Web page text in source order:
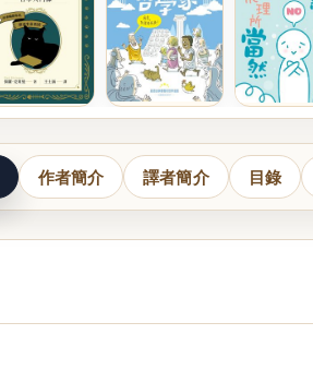
作者簡介 譯者簡介 目錄